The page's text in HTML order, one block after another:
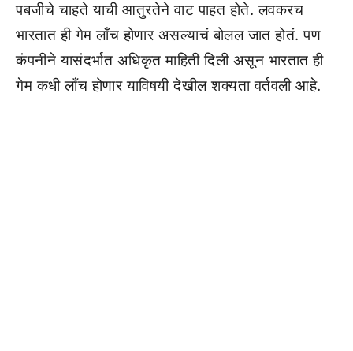
पबजीचे चाहते याची आतुरतेने वाट पाहत होते. लवकरच
भारतात ही गेम लाँच होणार असल्याचं बोलल जात होतं. पण
कंपनीने यासंदर्भात अधिकृत माहिती दिली असून भारतात ही
गेम कधी लाँच होणार याविषयी देखील शक्यता वर्तवली आहे.